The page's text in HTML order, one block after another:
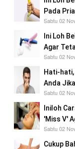
Pada Pria
Sabtu 02
Ini Loh
Agar
Sabtu 02
Hati-hati,
Anda
Sabtu 02
Iniloh
'Miss V'
Sabtu 02
Cukup